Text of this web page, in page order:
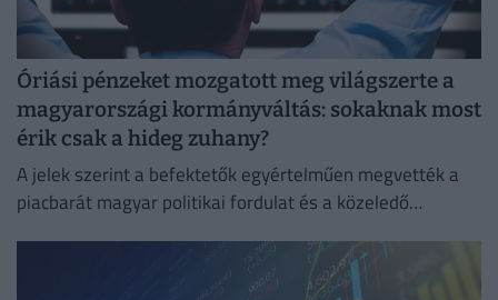
Óriási pénzeket mozgatott meg világszerte a
magyarországi kormányváltás: sokaknak most
érik csak a hideg zuhany?
A jelek szerint a befektetők egyértelműen megvették a
piacbarát magyar politikai fordulat és a közeledő